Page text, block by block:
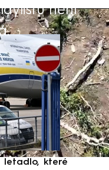
není
letadlo, které